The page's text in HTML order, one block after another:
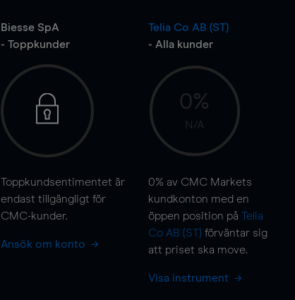
Biesse SpA
- Toppkunder
Toppkundsentimentet är
endast tillgängligt för
CMC-kunder.
Ansök om konto
Telia Co AB (ST)
- Alla kunder
0%
N/A
0% av CMC Markets
kundkonton med en
öppen position på Telia
Co AB (ST) förväntar sig
att priset ska move.
Visa instrument